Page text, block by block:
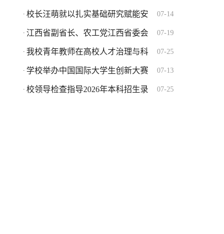
· 校长汪萌就以扎实基础研究赋能安 07-14
· 江西省副省长、农工党江西省委会 07-19
· 我校青年教师在高校人才治理与科 07-25
· 学校举办中国国际大学生创新大赛 07-13
· 校领导检查指导2026年本科招生录 07-25